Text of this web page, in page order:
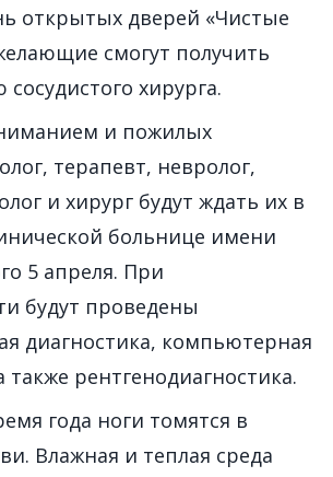
открытых дверей «Чистые
смогут получить
хирурга.
и пожилых
терапевт, невролог,
и хирург будут ждать их в
больнице имени
5 апреля. При
будут проведены
диагностика, компьютерная
также рентгенодиагностика.
года ноги томятся в
Влажная и теплая среда